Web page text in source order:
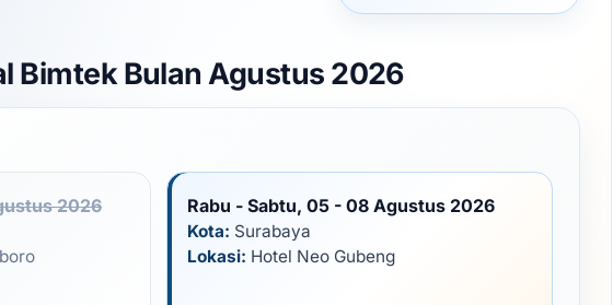
Bimtek Bulan Agustus 2026
2026 Rabu - Sabtu, 05 - 08 Agustus 2026
Kota: Surabaya
Lokasi: Hotel Neo Gubeng